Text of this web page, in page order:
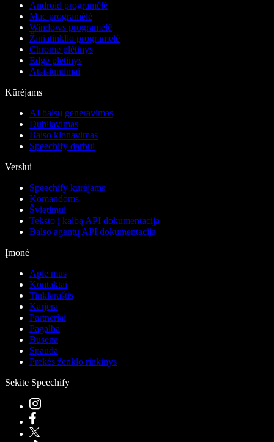
Android programėlė
Mac programėlė
Windows programėlė
Žiniatinklio programėlė
Chrome plėtinys
Edge plėtinys
Atsisiuntimai
Kūrėjams
AI balsų generavimas
Dubliavimas
Balso klonavimas
Speechify darbui
Verslui
Speechify kūrėjams
Komandoms
Švietimui
Teksto į kalbą API dokumentacija
Balso agentų API dokumentacija
Įmonė
Apie mus
Kontaktai
Tinklaraštis
Karjera
Partneriai
Pagalba
Būsena
Spauda
Prekės ženklo rinkinys
Sekite Speechify